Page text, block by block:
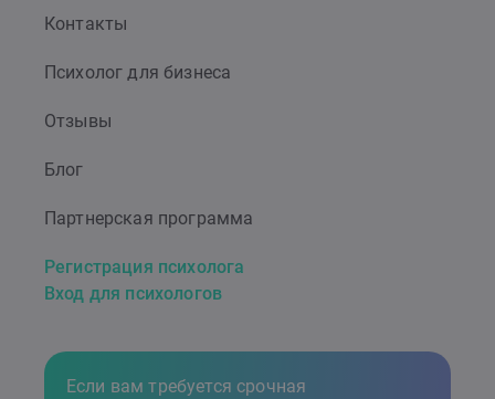
Контакты
Психолог для бизнеса
Отзывы
Блог
Партнерская программа
Регистрация психолога
Вход для психологов
Если вам требуется срочная